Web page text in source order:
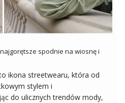
spodnie na wiosnę i
ikona streetwearu, która od
stylem i
do ulicznych trendów mody,